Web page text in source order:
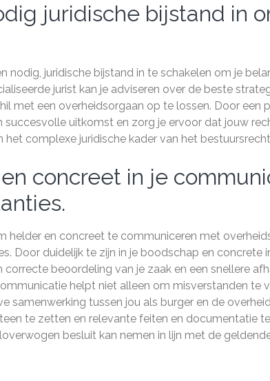
juridische bijstand in
nodig, juridische bijstand in te schakelen om je
jurist kan je adviseren over de beste
met een overheidsorgaan op te lossen. Door een
succesvolle uitkomst en zorg je ervoor dat jouw
complexe juridische kader van het
concreet in je
helder en concreet te communiceren met
Door duidelijk te zijn in je boodschap en concrete
correcte beoordeling van je zaak en een snellere
helpt niet alleen om misverstanden te
samenwerking tussen jou als burger en de
te zetten en relevante feiten en documentatie
besluit kan nemen in lijn met de